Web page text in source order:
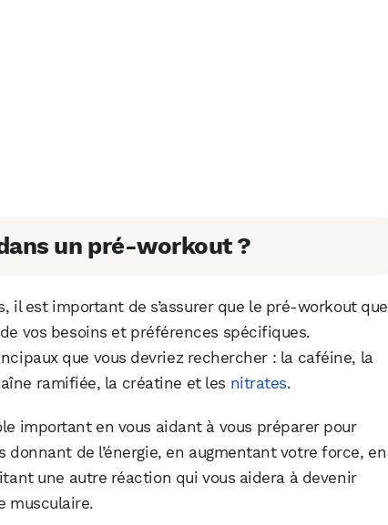
un pré-workout ?
il est important de s’assurer que le pré-workout que
vos besoins et préférences spécifiques.
que vous devriez rechercher : la caféine, la
ramifiée, la créatine et les nitrates.
important en vous aidant à vous préparer pour
donnant de l’énergie, en augmentant votre force, en
une autre réaction qui vous aidera à devenir
musculaire.